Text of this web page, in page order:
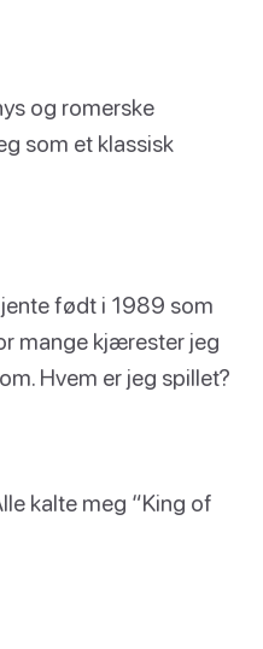
og romerske
som et klassisk
født i 1989 som
mange kjærester jeg
Hvem er jeg spillet?
kalte meg “King of